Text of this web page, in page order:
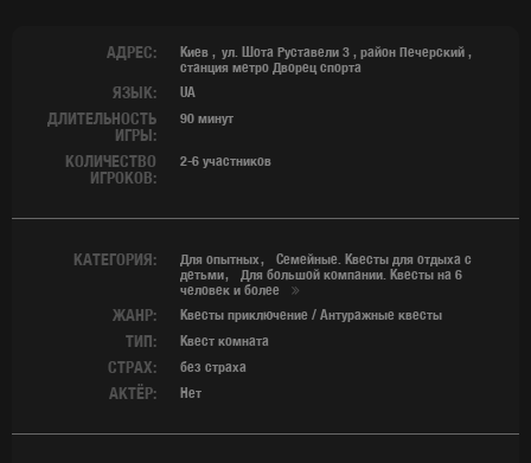
АДРЕС: Киев ул. Шота Руставели 3 , район Печерский ,
станция метро Дворец спорта
ЯЗЫК: UA
ДЛИТЕЛЬНОСТЬ
ИГРЫ:
90 минут
КОЛИЧЕСТВО
ИГРОКОВ:
2-6 участников
КАТЕГОРИЯ: Для опытных
Семейные. Квесты для отдыха с
детьми
Для большой компании. Квесты на 6
человек и более
ЖАНР: Квесты приключение / Антуражные квесты
ТИП: Квест комната
СТРАХ: без страха
АКТЁР: Нет